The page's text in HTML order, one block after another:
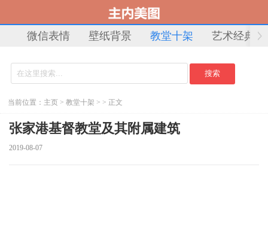
微信表情 壁纸背景 教堂十架 艺术经典
当前位置： 主页 >教堂十架 > > 正文
张家港基督教堂及其附属建筑
2019-08-07